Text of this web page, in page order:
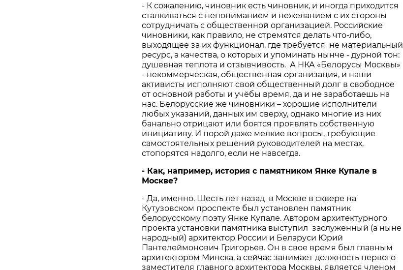
- К сожалению, чиновник есть чиновник, и иногда приходится
сталкиваться с непониманием и нежеланием с их стороны
сотрудничать с общественной организацией. Российские
чиновники, как правило, не стремятся делать что-либо,
выходящее за их функционал, где требуется не материальный
ресурс, а качества, о которых и упоминать нынче - дурной тон:
душевная теплота и отзывчивость. А НКА «Белорусы Москвы»
- некоммерческая, общественная организация, и наши
активисты исполняют свой общественный долг в свободное
от основной работы и учёбы время, да и не заработаешь на
нас. Белорусские же чиновники – хорошие исполнители
любых указаний, данных им сверху, однако многие из них
банально отрицают или боятся проявлять собственную
инициативу. И порой даже мелкие вопросы, требующие
самостоятельных решений руководителей на местах,
стопорятся надолго, если не навсегда.
- Как, например, история с памятником Янке Купале в
Москве?
- Да, именно. Шесть лет назад в Москве в сквере на
Кутузовском проспекте был установлен памятник
белорусскому поэту Янке Купале. Автором архитектурного
проекта установки памятника выступил заслуженный (а ныне
народный) архитектор России и Беларуси Юрий
Пантелеймонович Григорьев. Он в свое время был главным
архитектором Минска, а сейчас занимает должность первого
заместителя главного архитектора Москвы, является членом